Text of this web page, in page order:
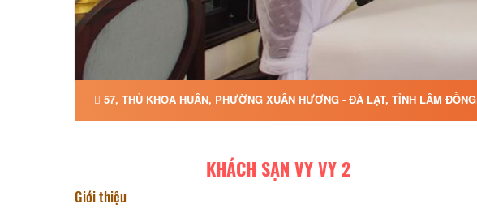
57, THỦ KHOA HUÂN, PHƯỜNG XUÂN HƯƠNG - ĐÀ LẠT, TỈNH LÂM ĐỒNG
KHÁCH SẠN VY VY 2
Giới thiệu